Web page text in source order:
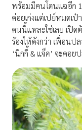
พร้อมมีคนโดนแฉอีก 1
ค่อยเก่งแต่เปย์หมดเป๋
คนนี้แหละใช่เลย เปิด
ร้องไห้ดังกว่า เพื่อนป
‘นิกกี้ & แจ็ค’ จะคอย